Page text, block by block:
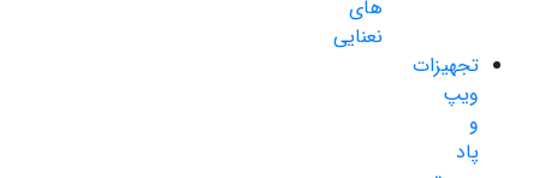
های
نعنایی
تجهیزات
ویپ
و
پاد